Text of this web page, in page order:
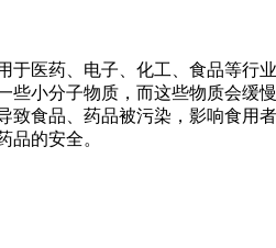
医药、电子、化工、食品等行
小分子物质，而这些物质会缓
食品、药品被污染，影响食用
品的安全。